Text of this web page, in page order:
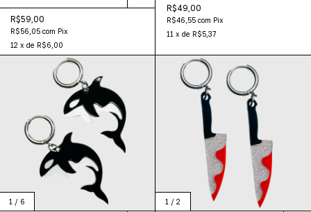
R$59,00
R$56,05 com Pix
12 x de R$6,00
R$49,00
R$46,55 com Pix
11 x de R$5,37
1 / 6 1 / 2